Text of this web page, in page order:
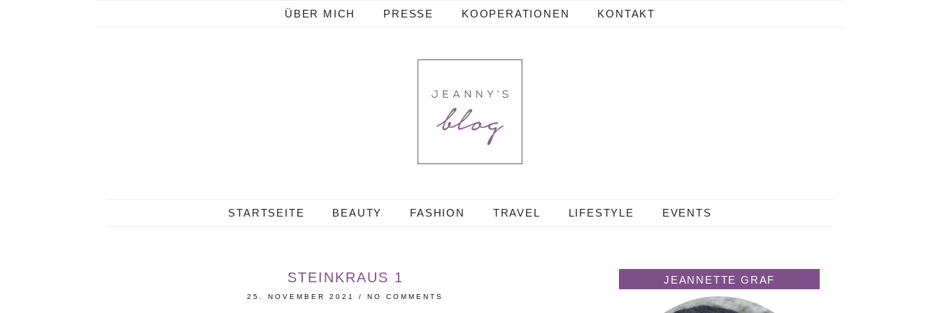
ÜBER MICH PRESSE KOOPERATIONEN KONTAKT
STARTSEITE BEAUTY FASHION TRAVEL LIFESTYLE EVENTS
STEINKRAUS 1
25. NOVEMBER 2021 /NO COMMENTS
JEANNETTE GRAF